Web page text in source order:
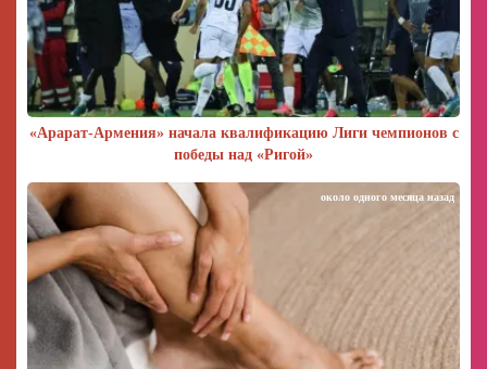
«Арарат‑Армения» начала квалификацию Лиги чемпионов с
победы над «Ригой»
около одного месяца назад